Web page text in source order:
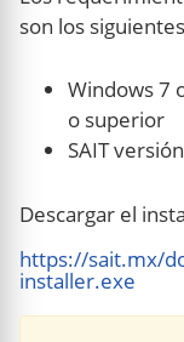
son los
Windows 7
o superior
SAIT
Descargar el
https://sait.mx/
installer.exe